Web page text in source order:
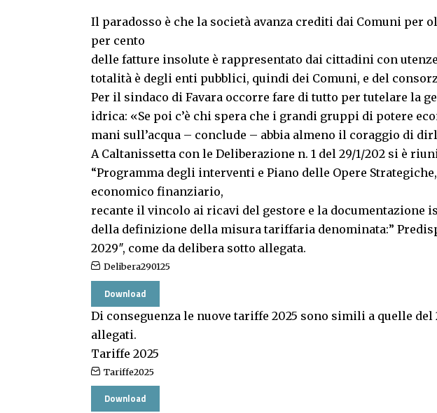
Il paradosso è che la società avanza crediti dai Comuni per
per cento
delle fatture insolute è rappresentato dai cittadini con
totalità è degli enti pubblici, quindi dei Comuni, e del
Per il sindaco di Favara occorre fare di tutto per tutelare la
idrica: «Se poi c’è chi spera che i grandi gruppi di potere
mani sull’acqua – conclude – abbia almeno il coraggio di
A Caltanissetta con le Deliberazione n. 1 del 29/1/202 si è
“Programma degli interventi e Piano delle Opere
economico finanziario,
recante il vincolo ai ricavi del gestore e la documentazione
della definizione della misura tariffaria denominata:”
2029″, come da delibera sotto allegata.
Delibera290125
Download
Di conseguenza le nuove tariffe 2025 sono simili a quelle del
allegati.
Tariffe 2025
Tariffe2025
Download